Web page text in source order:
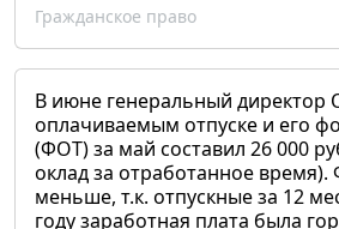
Гражданское право
В июне генеральный директор
оплачиваемым отпуске и его
(ФОТ) за май составил 26 000
оклад за отработанное
меньше, т.к. отпускные за 12
году заработная плата была